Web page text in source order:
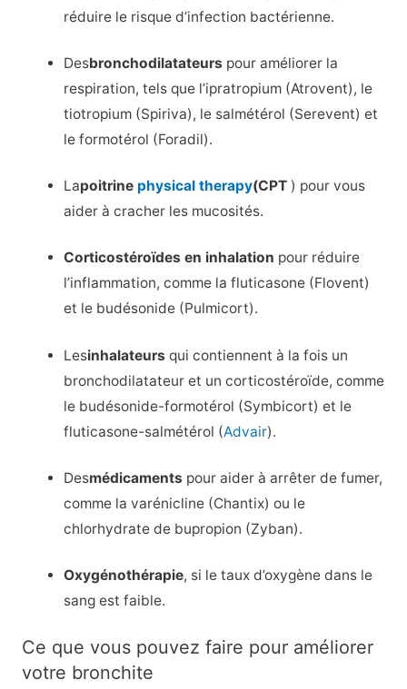
réduire le risque d’infection bactérienne.
Desbronchodilatateurs pour améliorer la
respiration, tels que l’ipratropium (Atrovent), le
tiotropium (Spiriva), le salmétérol (Serevent) et
le formotérol (Foradil).
Lapoitrine physical therapy(CPT ) pour vous
aider à cracher les mucosités.
Corticostéroïdes en inhalation pour réduire
l’inflammation, comme la fluticasone (Flovent)
et le budésonide (Pulmicort).
Lesinhalateursqui contiennent à la fois un
bronchodilatateur et un corticostéroïde, comme
le budésonide-formotérol (Symbicort) et le
fluticasone-salmétérol (Advair).
Desmédicaments pour aider à arrêter de fumer,
comme la varénicline (Chantix) ou le
chlorhydrate de bupropion (Zyban).
Oxygénothérapie, si le taux d’oxygène dans le
sang est faible.
Ce que vous pouvez faire pour améliorer
votre bronchite